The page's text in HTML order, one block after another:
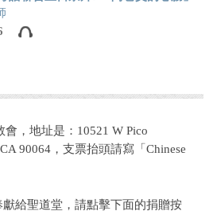
，地址是：10521 W Pico
90064，支票抬頭請寫「Chinese
獻給聖道堂，請點擊下面的捐贈按